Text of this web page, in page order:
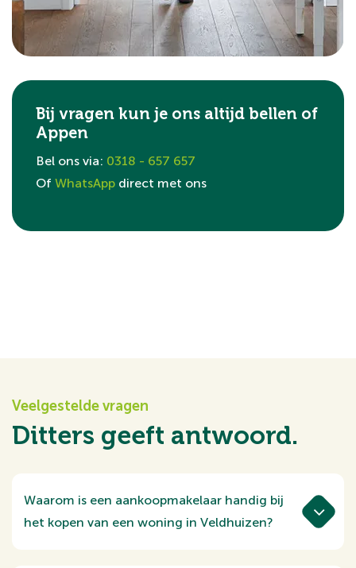
Bij vragen kun je ons altijd bellen of
Appen
Bel ons via: 0318 - 657 657
Of WhatsApp direct met ons
Veelgestelde vragen
Ditters geeft antwoord.
Waarom is een aankoopmakelaar handig bij
het kopen van een woning in Veldhuizen?